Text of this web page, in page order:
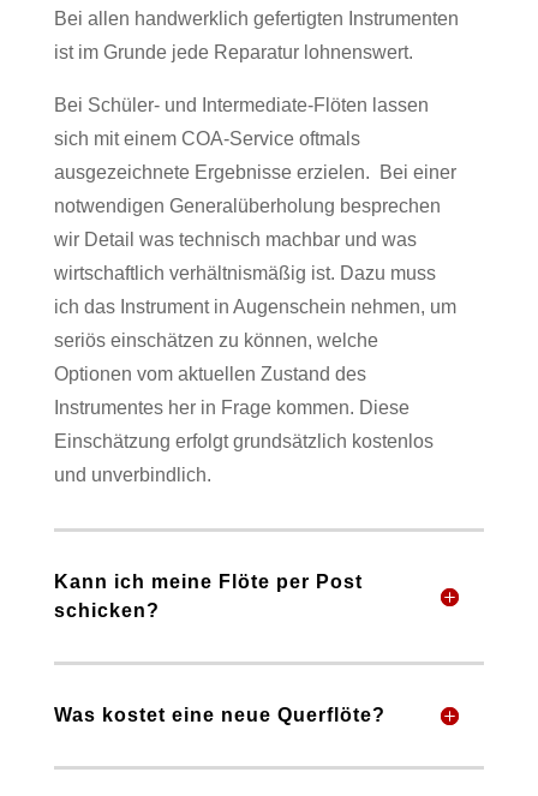
Bei allen handwerklich gefertigten Instrumenten
ist im Grunde jede Reparatur lohnenswert.
Bei Schüler- und Intermediate-Flöten lassen
sich mit einem COA-Service oftmals
ausgezeichnete Ergebnisse erzielen.
Bei einer
notwendigen Generalüberholung besprechen
wir Detail was technisch machbar und was
wirtschaftlich verhältnismäßig ist. Dazu muss
ich das Instrument in Augenschein nehmen, um
seriös einschätzen zu können, welche
Optionen vom aktuellen Zustand des
Instrumentes her in Frage kommen. Diese
Einschätzung erfolgt grundsätzlich kostenlos
und unverbindlich.
Kann ich meine Flöte per Post
schicken?
Was kostet eine neue Querflöte?